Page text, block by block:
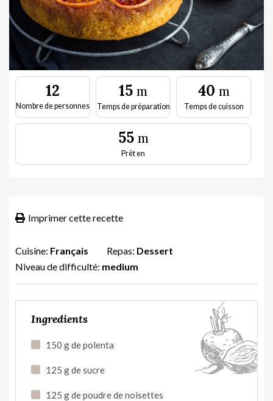
12
Nombre de personnes
15m
Temps de préparation
40 m
Temps de cuisson
55 m
Prêt en
Imprimer cette recette
Cuisine: Français Repas: Dessert
Niveau de difficulté: medium
Ingredients
150 g de polenta
125 g de sucre
125 g de poudre de noisettes